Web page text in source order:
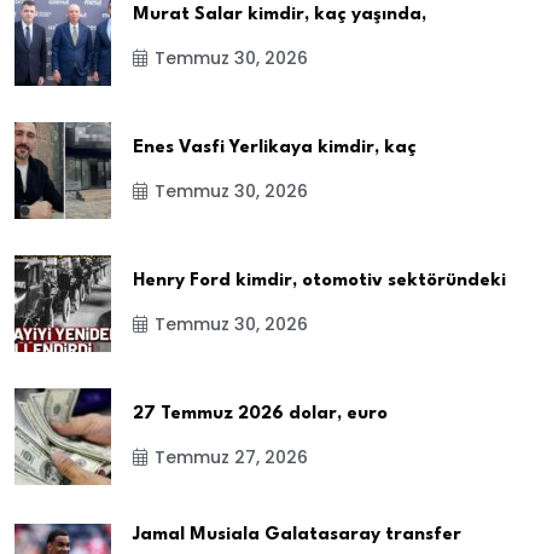
Murat Salar kimdir, kaç yaşında,
Temmuz 30, 2026
Enes Vasfi Yerlikaya kimdir, kaç
Temmuz 30, 2026
Henry Ford kimdir, otomotiv sektöründeki
Temmuz 30, 2026
27 Temmuz 2026 dolar, euro
Temmuz 27, 2026
Jamal Musiala Galatasaray transfer